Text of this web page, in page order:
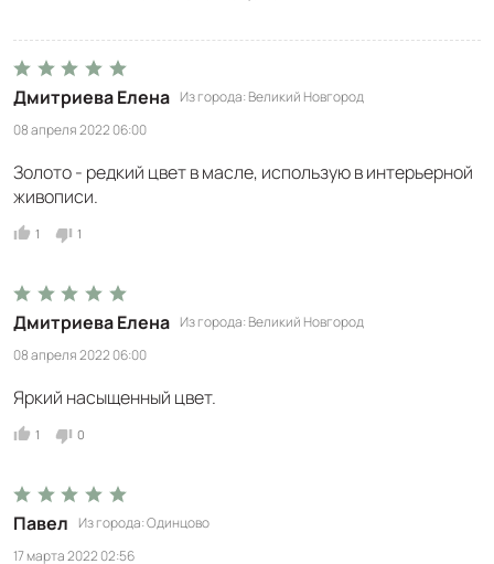
Дмитриева Елена Из города Великий Новгород
08 апреля 2022 06:00
Золото - редкий цвет в масле, использую в интерьерной
живописи.
1 1
Дмитриева Елена Из города Великий Новгород
08 апреля 2022 06:00
Яркий насыщенный цвет.
1 0
Павел Из города Одинцово
17 марта 2022 02:56